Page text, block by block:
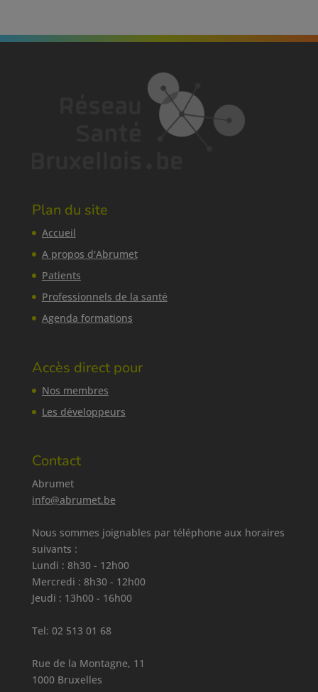
Plan du site
Accueil
A propos d'Abrumet
Patients
Professionnels de la santé
Agenda formations
Accès direct pour
Nos membres
Les développeurs
Contact
Abrumet
info@abrumet.be
Nous sommes joignables par téléphone aux horaires
suivants :
Lundi : 8h30 - 12h00
Mercredi : 8h30 - 12h00
Jeudi : 13h00 - 16h00
Tel: 02 513 01 68
Rue de la Montagne, 11
1000 Bruxelles